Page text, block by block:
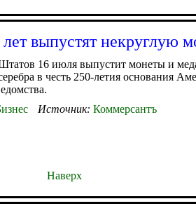
выпустят некруглую
16 июля выпустит монеты и
в честь 250-летия основания
Источник: Коммерсантъ
Наверх